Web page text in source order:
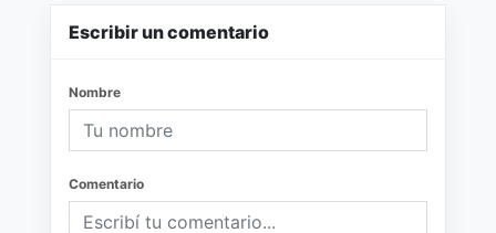
Escribir un comentario
Nombre
Comentario